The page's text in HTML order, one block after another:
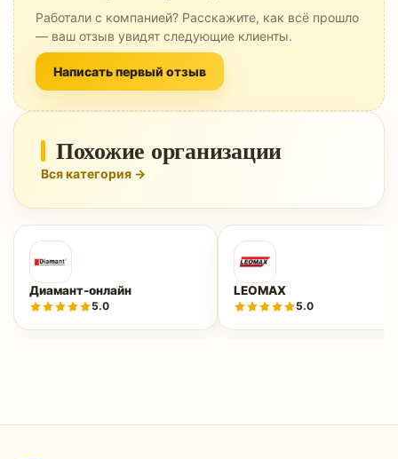
Работали с компанией? Расскажите, как всё прошло
— ваш отзыв увидят следующие клиенты.
Написать первый отзыв
Похожие организации
Вся категория →
Диамант-онлайн
5.0
LEOMAX
5.0